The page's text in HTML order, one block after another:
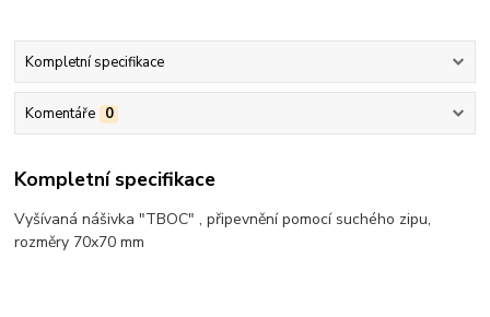
Kompletní specifikace
Komentáře 0
Kompletní specifikace
Vyšívaná nášivka "TBOC" , připevnění pomocí suchého zipu,
rozměry 70x70 mm